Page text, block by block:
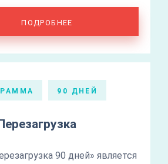
ПОДРОБНЕЕ
90 ДНЕЙ
90 дней» является